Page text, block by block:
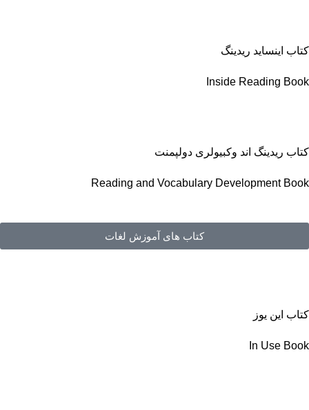
کتاب اینساید ریدینگ
Inside Reading Book
کتاب ریدینگ اند وکبیولری دولپمنت
Reading and Vocabulary Development Book
کتاب های آموزش لغات
کتاب این یوز
In Use Book